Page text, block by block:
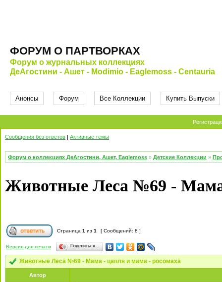
ФОРУМ О ПАРТВОРКАХ
Форум о журнальных коллекциях
ДеАгостини - Ашет - Modimio - Eaglemoss - Centauria
Анонсы Форум Все Коллекции Купить Выпуски
Сообщения без ответов | Активные темы
Форум о коллекциях ДеАгостини, Ашет, Eaglemoss » Детские Коллекции »
Животные Леса №69 -
Страница 1 из 1 [ Сообщений: 8 ]
Версия для печати Поделиться…
Животные Леса №69 - Мама - цапля и мама - росомаха
Автор